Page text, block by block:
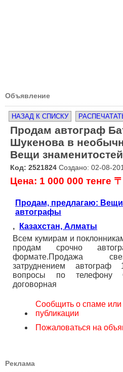
Объявление
НАЗАД К СПИСКУ
Продам автограф
Шукенова в
Вещи
Код: 2521824 Создано: 02-08-
Цена: 1 000 000 тенге 〒
Продам, предлагаю: Вещи
автографы
,
Казахстан, Алматы
Всем кумирам и
продам срочно
формате.Продажа
затруднением
вопросы по телефону
договорная
Сообщить о спаме
публикации
Пожаловаться на
Реклама